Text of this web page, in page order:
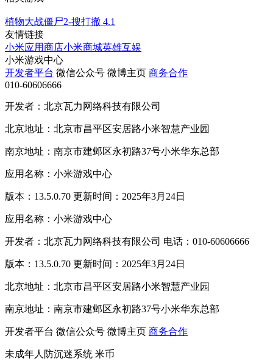
植物大战僵尸2-搜打撤 4.1
友情链接
小米应用商店小米商城英雄互娱
小米游戏中心
开发者平台 微信公众号 微博主页 商务合作
010-60606666
开发者：北京瓦力网络科技有限公司
北京地址：北京市昌平区安居路小米智慧产业园
南京地址：南京市建邺区永初路37号小米华东总部
应用名称：小米游戏中心
版本：13.5.0.70 更新时间：2025年3月24日
应用名称：小米游戏中心
开发者：北京瓦力网络科技有限公司 电话：010-60606666
版本：13.5.0.70 更新时间：2025年3月24日
北京地址：北京市昌平区安居路小米智慧产业园
南京地址：南京市建邺区永初路37号小米华东总部
开发者平台 微信公众号 微博主页 商务合作
未成年人防沉迷系统 米币